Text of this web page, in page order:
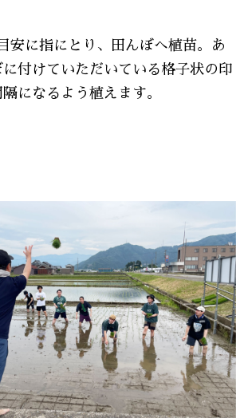
安に指にとり、田んぼへ植苗。あ
に付けていただいている格子状の印
になるよう植えます。